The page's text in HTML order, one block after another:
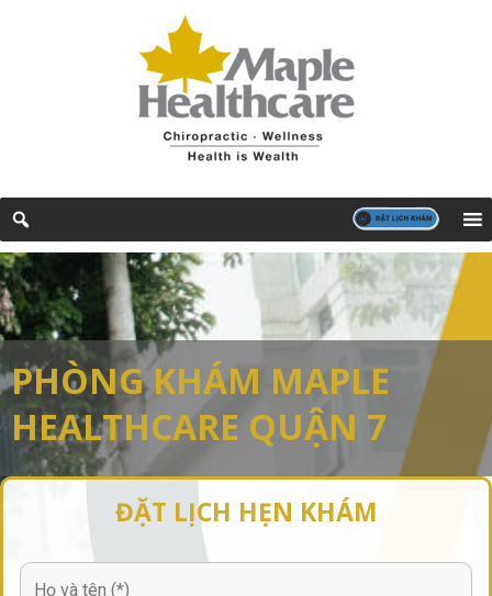
PHÒNG KHÁM MAPLE
HEALTHCARE QUẬN 7
ĐẶT LỊCH HẸN KHÁM